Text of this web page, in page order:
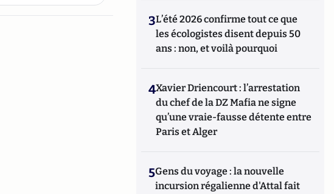
3L’été 2026 confirme tout ce que
les écologistes disent depuis 50
ans : non, et voilà pourquoi
4Xavier Driencourt : l’arrestation
du chef de la DZ Mafia ne signe
qu’une vraie-fausse détente entre
Paris et Alger
5Gens du voyage : la nouvelle
incursion régalienne d'Attal fait